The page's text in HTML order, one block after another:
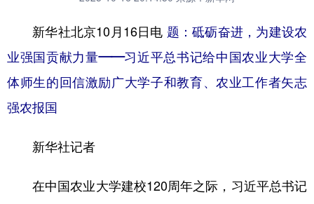
访谈 视频 图片 政务
法律 中央文件 金融 汽车
食品
学术中国
新华社北京10月16日电 题：砥砺奋进，为建设农
业强国贡献力量——习近平总书记给中国农业大学全
体师生的回信激励广大学子和教育、农业工作者矢志
强农报国
新华社记者
在中国农业大学建校120周年之际，习近平总书记